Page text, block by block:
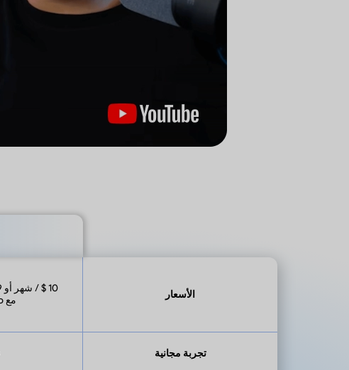
الأسعار
مع UPDF Pro
تجربة مجانية